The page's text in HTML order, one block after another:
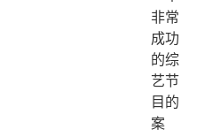
非常
成功
的综
艺节
目的
案